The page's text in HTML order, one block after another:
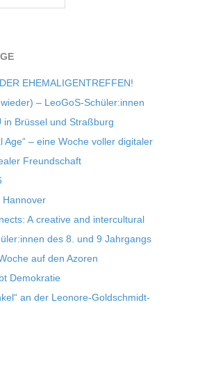
EHEMALIGENTREFFEN!
– LeoGoS-Schüler:innen
in Brüs­sel und Straßburg
Age“ – eine Woche vol­ler digi­ta­ler
Freundschaft
Hannover
A crea­tive and inter­cul­tu­ral
des 8. und 9 Jahr­gangs
auf den Azoren
Demokratie
an der Leonore-Goldschmidt-